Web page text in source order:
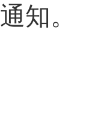
通知。